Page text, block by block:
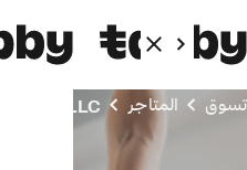
تسوق المتاجر LLC